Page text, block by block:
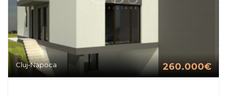
Cluj-Napoca 260.000€